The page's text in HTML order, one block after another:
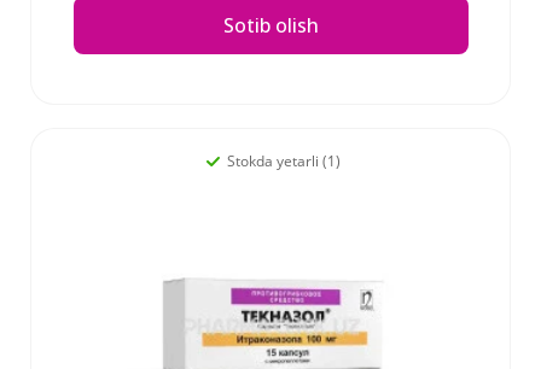
Sotib olish
Stokda yetarli (1)